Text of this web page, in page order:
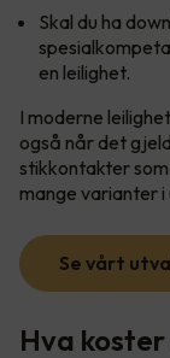
Skal du ha
en leilighet.
I moderne
også når det
stikkontakter
mange varianter
Se vårt
Hva